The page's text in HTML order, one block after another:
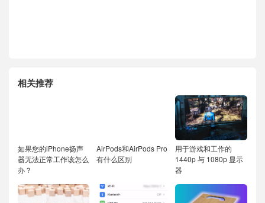
相关推荐
如果您的iPhone扬声
器无法正常工作该怎么
办？
AirPods和AirPods Pro
有什么区别
用于游戏和工作的
1440p 与 1080p 显示
器